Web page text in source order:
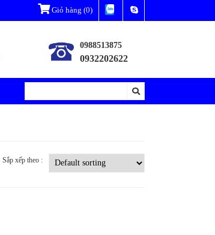
Giỏ hàng (0)
0988513875
0932202622
Sắp xếp theo :